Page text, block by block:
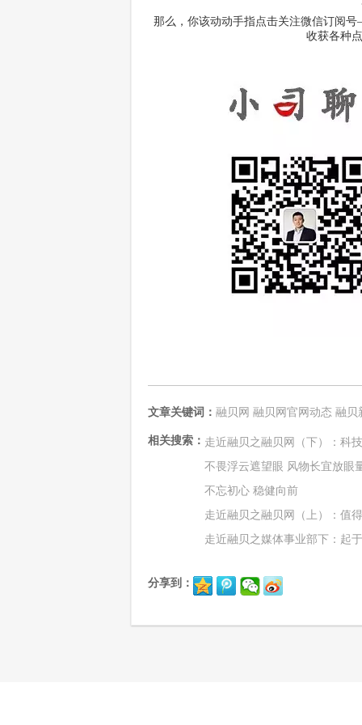
那么，你该动动手指点击关注微信订阅
收获各种
文章关键词： 融贝网 融贝网官网动态 融贝
相关搜索： 走近融贝之融贝网（下）：科
不畏浮云遮望眼 风物长宜放眼
不忘初心 稳健向前
走近融贝之融贝网（上）：值
走近融贝之媒体事业部下：起
分享到：